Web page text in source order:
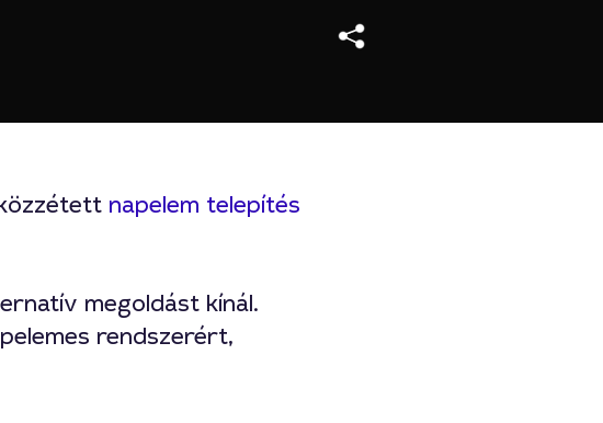
napelem telepítés
megoldást kínál.
rendszerért,